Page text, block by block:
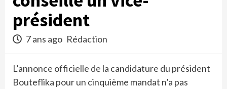
président
7 ans ago Rédaction
L’annonce officielle de la candidature du président
Bouteflika pour un cinquième mandat n’a pas